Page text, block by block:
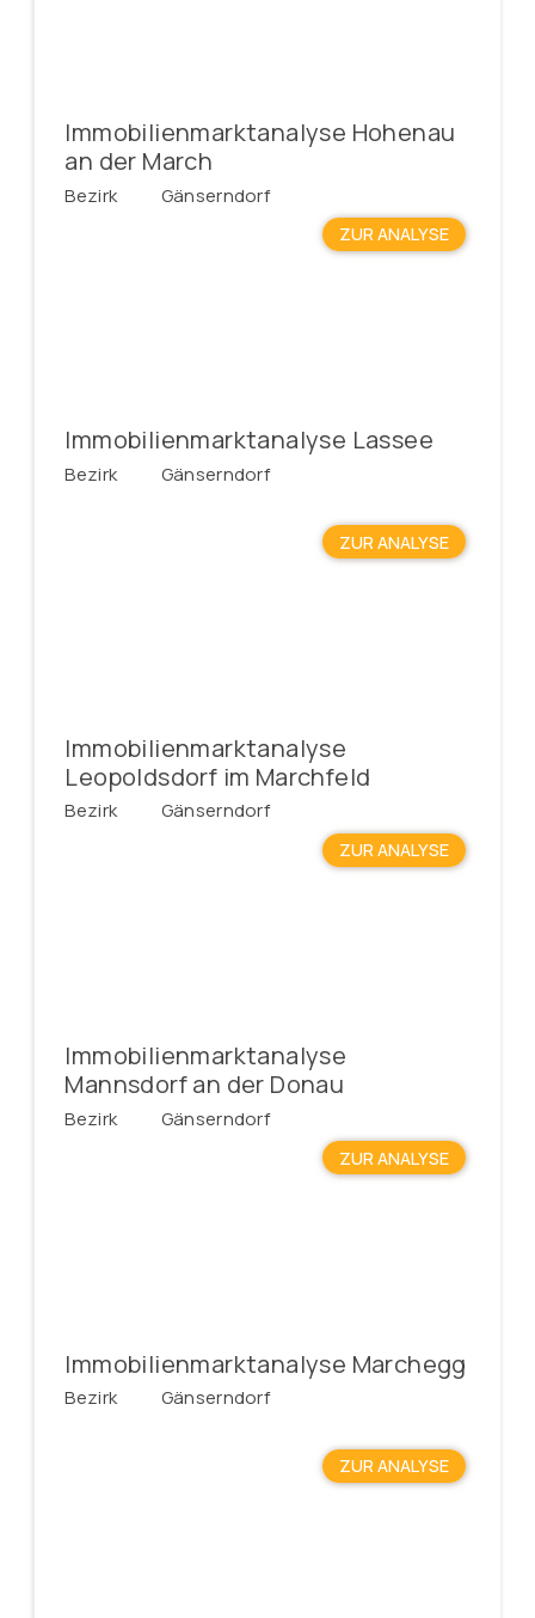
Immobilienmarktanalyse Hohenau
an der March
Bezirk Gänserndorf
ZUR ANALYSE
Immobilienmarktanalyse Lassee
Bezirk Gänserndorf
ZUR ANALYSE
Immobilienmarktanalyse
Leopoldsdorf im Marchfeld
Bezirk Gänserndorf
ZUR ANALYSE
Immobilienmarktanalyse
Mannsdorf an der Donau
Bezirk Gänserndorf
ZUR ANALYSE
Immobilienmarktanalyse Marchegg
Bezirk Gänserndorf
ZUR ANALYSE